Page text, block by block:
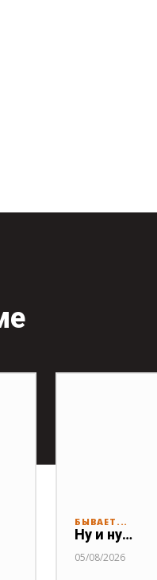
БЫВАЕТ...
Ну и ну…
05/08/2026